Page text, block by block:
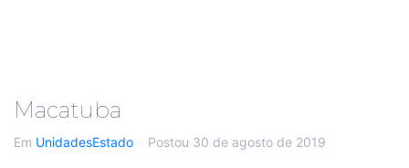
Macatuba
Em UnidadesEstado Postou 30 de agosto de 2019